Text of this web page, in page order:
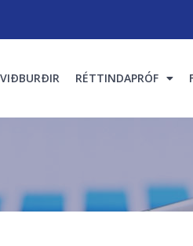
RÉTTINDAPRÓF